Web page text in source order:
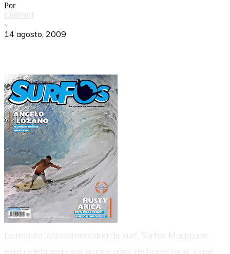
Por
Chilesurf
-
14 agosto, 2009
La revista latinoamericana de surf, Surfos Magazine,
está celebrando sus quince años de trayectoria, y qué